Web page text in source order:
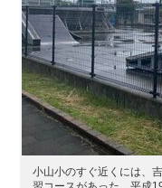
小山小のすぐ近くには、